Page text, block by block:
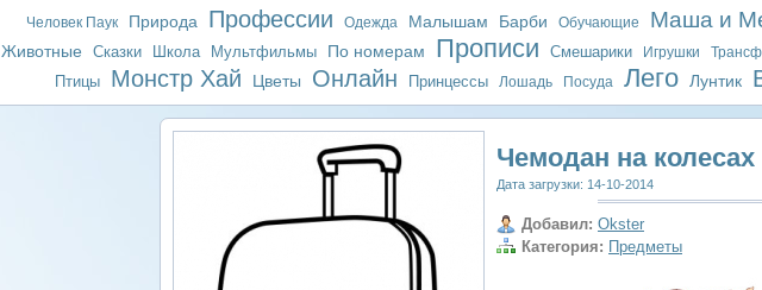
Человек Паук Природа Профессии Одежда Малышам Барби Обучающие Маша и
Животные Сказки Школа Мультфильмы По номерам Прописи Смешарики Игрушки
Птицы Монстр Хай Цветы Онлайн Принцессы Лошадь Посуда Лего Лунтик
Чемодан на колесах
Дата загрузки: 14-10-2014
Добавил: Okster
Категория: Предметы